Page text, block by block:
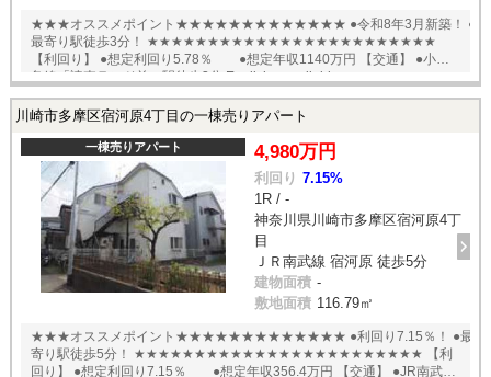
★★★オススメポイント★★★★★★★★★★★★★ ●令和8年3月新築！ ●
最寄り駅徒歩3分！ ★★★★★★★★★★★★★★★★★★★★★★★★
【利回り】 ●想定利回り5.78％ ●想定年収1140万円 【交通】 ●小田
急線「読売ランド前」駅徒歩3分 English available
川崎市多摩区宿河原4丁目の一棟売りアパート
一棟売りアパート 4,980万円
利回り 7.15%
1R / -
神奈川県川崎市多摩区宿河原4丁
目
ＪＲ南武線 宿河原 徒歩5分
建物面積 -
敷地面積 116.79㎡
★★★オススメポイント★★★★★★★★★★★★★ ●利回り7.15％！ ●最
寄り駅徒歩5分！ ★★★★★★★★★★★★★★★★★★★★★★★★ 【利
回り】 ●想定利回り7.15％ ●想定年収356.4万円 【交通】 ●JR南武線